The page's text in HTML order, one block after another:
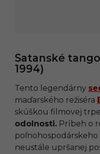
Satanské
1994)
Tento legendárny
maďarského režiséra
skúškou filmovej
odolnosti. Príbeh o
neustále upršanej